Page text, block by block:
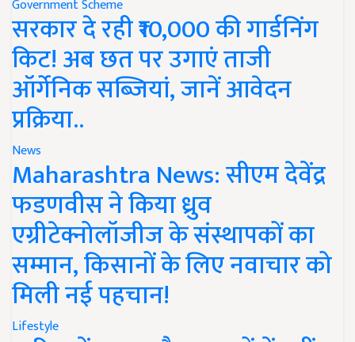
Government Scheme
सरकार दे रही ₹10,000 की गार्डनिंग
किट! अब छत पर उगाएं ताजी
ऑर्गेनिक सब्जियां, जानें आवेदन
प्रक्रिया..
News
Maharashtra News: सीएम देवेंद्र
फडणवीस ने किया ध्रुव
एग्रीटेक्नोलॉजीज के संस्थापकों का
सम्मान, किसानों के लिए नवाचार को
मिली नई पहचान!
Lifestyle